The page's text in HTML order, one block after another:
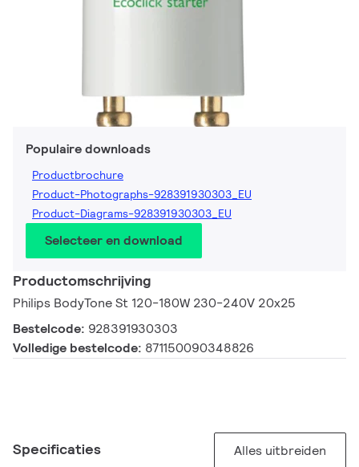
Populaire downloads
Productbrochure
Product-Photographs-928391930303_EU
Product-Diagrams-928391930303_EU
Selecteer en download
Productomschrijving
Philips BodyTone St 120-180W 230-240V 20x25
Bestelcode: 928391930303
Volledige bestelcode: 871150090348826
Specificaties Alles uitbreiden